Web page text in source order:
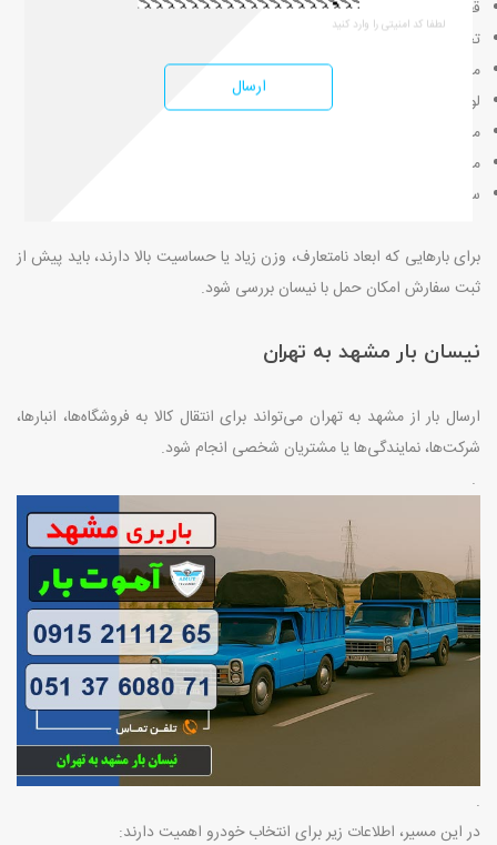
قطعات صنعتی مجاز
تجهیزات نمایشگاهی
محصولات بسته‌بندی‌شده
لوازم رستوران و فروشگاه
مواد اولیه مجاز
محصولات کشاورزی بسته‌بندی‌شده
سفارش‌های عمده فروشگاه‌های اینترنتی
برای بارهایی که ابعاد نامتعارف، وزن زیاد یا حساسیت بالا دارند، باید پیش از
ثبت سفارش امکان حمل با نیسان بررسی شود.
نیسان بار مشهد به تهران
ارسال بار از مشهد به تهران می‌تواند برای انتقال کالا به فروشگاه‌ها، انبارها،
شرکت‌ها، نمایندگی‌ها یا مشتریان شخصی انجام شود.
.
.
در این مسیر، اطلاعات زیر برای انتخاب خودرو اهمیت دارند:
ارسال